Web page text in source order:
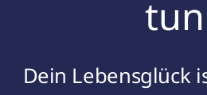
tun
Dein Lebensglück